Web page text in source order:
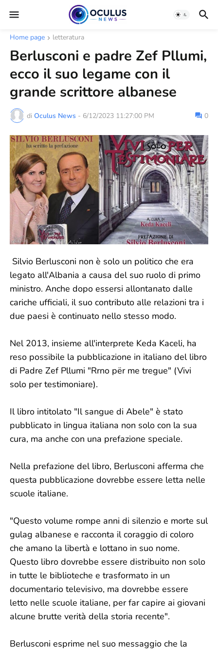
Home page letteratura
Berlusconi e padre Zef Pllumi,
ecco il suo legame con il
grande scrittore albanese
di Oculus News - 6/12/2023 11:27:00 PM 0
Silvio Berlusconi non è solo un politico che era
legato all'Albania a causa del suo ruolo di primo
ministro. Anche dopo essersi allontanato dalle
cariche ufficiali, il suo contributo alle relazioni tra i
due paesi è continuato nello stesso modo.
Nel 2013, insieme all'interprete Keda Kaceli, ha
reso possibile la pubblicazione in italiano del libro
di Padre Zef Pllumi "Rrno për me tregue" (Vivi
solo per testimoniare).
Il libro intitolato "Il sangue di Abele" è stato
pubblicato in lingua italiana non solo con la sua
cura, ma anche con una prefazione speciale.
Nella prefazione del libro, Berlusconi afferma che
questa pubblicazione dovrebbe essere letta nelle
scuole italiane.
"Questo volume rompe anni di silenzio e morte sul
gulag albanese e racconta il coraggio di coloro
che amano la libertà e lottano in suo nome.
Questo libro dovrebbe essere distribuito non solo
in tutte le biblioteche e trasformato in un
documentario televisivo, ma dovrebbe essere
letto nelle scuole italiane, per far capire ai giovani
alcune brutte verità della storia recente".
Berlusconi esprime nel suo messaggio che la